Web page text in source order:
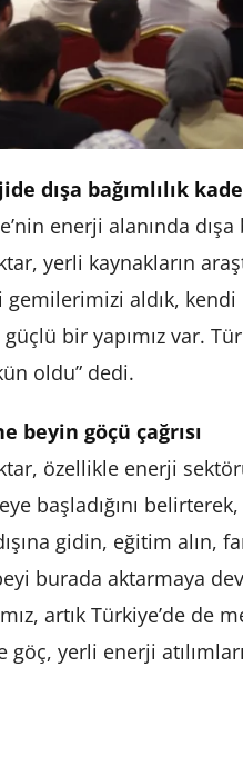
dışa bağımlılık
enerji alanında
yerli kaynakların
gemilerimizi aldık,
bir yapımız var.
oldu” dedi.
beyin göçü çağrısı
özellikle enerji
başladığını
gidin, eğitim alın,
burada aktarmaya
artık Türkiye’de
göç, yerli enerji